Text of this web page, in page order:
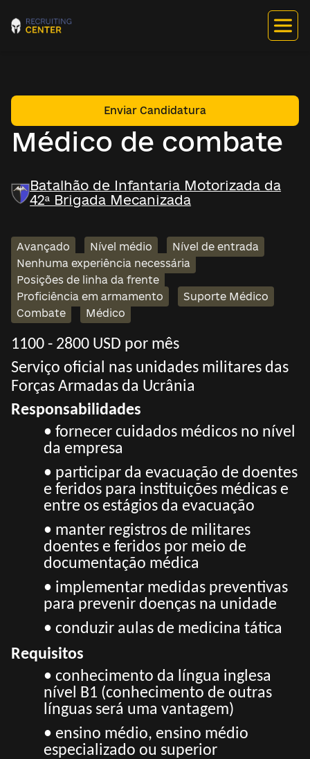
Médico de combate
Enviar Candidatura
Batalhão de Infantaria Motorizada da
42ª Brigada Mecanizada
Avançado Nível médio
Nível de entrada
Nenhuma experiência necessária
Posições de linha da frente
Proficiência em armamento
Suporte Médico
Combate
Médico
1100 - 2800 USD por mês
Serviço oficial nas unidades militares das
Forças Armadas da Ucrânia
Responsabilidades
• fornecer cuidados médicos no nível
da empresa
• participar da evacuação de doentes
e feridos para instituições médicas e
entre os estágios da evacuação
• manter registros de militares
doentes e feridos por meio de
documentação médica
• implementar medidas preventivas
para prevenir doenças na unidade
• conduzir aulas de medicina tática
Requisitos
• conhecimento da língua inglesa
nível B1 (conhecimento de outras
línguas será uma vantagem)
• ensino médio, ensino médio
especializado ou superior